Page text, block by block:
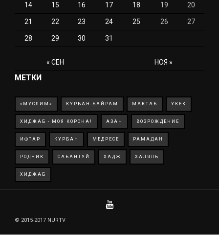
« СЕН НОЯ »
14 15 16 17 18 19 20
21 22 23 24 25 26 27
28 29 30 31
МЕТКИ
«МУСЛИМ» КУРБАН-БАЙРАМ МАКТАБ УКЕК
ХИДЖАБ - МОЯ КОРОНА! АЗАН ВОЗРОЖДЕНИЕ
ИФТАР КУРБАН МЕДРЕСЕ РАМАДАН
РОДНИК САБАНТУЙ ХАДЖ ХАЛЯЛЬ
ХИДЖАБ
© 2015-2017 NURTV